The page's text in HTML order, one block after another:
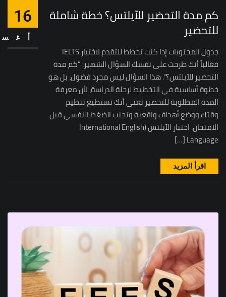
كم مدة التحضير للآيلتس؟ خطة شاملة
للتحضير
جدول المحتويات إذا كنت تخطط للتقدم لاختبار IELTS
فغالباً أنك طرحت على نفسك السؤال الشهير: ”كم مدة
التحضير للآيلتس؟“. هذا السؤال ليس مجرد فضول، بل هو
خطوة أساسية في التخطيط لرحلة الدراسة، لأن معرفة
المدة المطلوبة للتحضير تعني أنك تستطيع تنظيم
وقتك ووضع أهداف واقعية وتجنب الضغط النفسي قبل
الامتحان. اختبار الآيلتس (International English
Language […]
16
اقرأ المزيد